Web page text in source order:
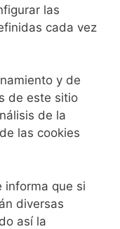
las
cada vez
y de
de este sitio
de la
las cookies
informa que si
diversas
así la